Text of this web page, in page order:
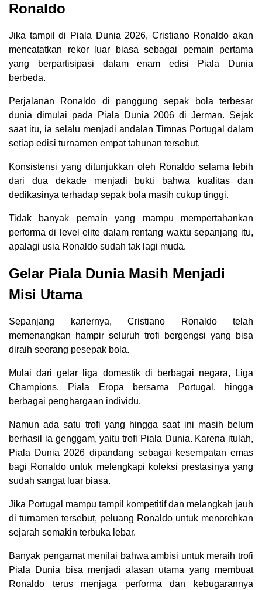
Ronaldo
Jika tampil di Piala Dunia 2026, Cristiano Ronaldo akan
mencatatkan rekor luar biasa sebagai pemain pertama
yang berpartisipasi dalam enam edisi Piala Dunia
berbeda.
Perjalanan Ronaldo di panggung sepak bola terbesar
dunia dimulai pada Piala Dunia 2006 di Jerman. Sejak
saat itu, ia selalu menjadi andalan Timnas Portugal dalam
setiap edisi turnamen empat tahunan tersebut.
Konsistensi yang ditunjukkan oleh Ronaldo selama lebih
dari dua dekade menjadi bukti bahwa kualitas dan
dedikasinya terhadap sepak bola masih cukup tinggi.
Tidak banyak pemain yang mampu mempertahankan
performa di level elite dalam rentang waktu sepanjang itu,
apalagi usia Ronaldo sudah tak lagi muda.
Gelar Piala Dunia Masih Menjadi
Misi Utama
Sepanjang kariernya, Cristiano Ronaldo telah
memenangkan hampir seluruh trofi bergengsi yang bisa
diraih seorang pesepak bola.
Mulai dari gelar liga domestik di berbagai negara, Liga
Champions, Piala Eropa bersama Portugal, hingga
berbagai penghargaan individu.
Namun ada satu trofi yang hingga saat ini masih belum
berhasil ia genggam, yaitu trofi Piala Dunia. Karena itulah,
Piala Dunia 2026 dipandang sebagai kesempatan emas
bagi Ronaldo untuk melengkapi koleksi prestasinya yang
sudah sangat luar biasa.
Jika Portugal mampu tampil kompetitif dan melangkah jauh
di turnamen tersebut, peluang Ronaldo untuk menorehkan
sejarah semakin terbuka lebar.
Banyak pengamat menilai bahwa ambisi untuk meraih trofi
Piala Dunia bisa menjadi alasan utama yang membuat
Ronaldo terus menjaga performa dan kebugarannya